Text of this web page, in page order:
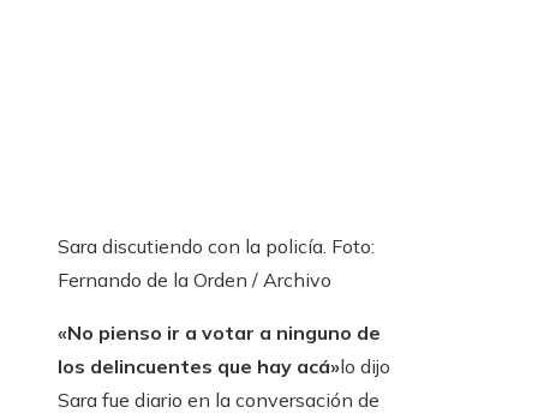
Sara discutiendo con la policía. Foto:
Fernando de la Orden / Archivo
«No pienso ir a votar a ninguno de
los delincuentes que hay acá»lo dijo
Sara fue diario en la conversación de